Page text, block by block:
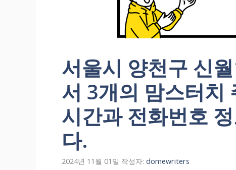
서울시 양천구 신
서 3개의 맘스터치
시간과 전화번호
다.
2024년 11월 01일 작성자: domewriters